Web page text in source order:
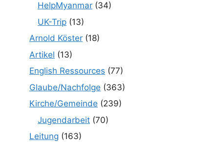
HelpMyanmar (34)
UK-Trip (13)
Arnold Köster (18)
Artikel (13)
English Ressources (77)
Glaube/Nachfolge (363)
Kirche/Gemeinde (239)
Jugendarbeit (70)
Leitung (163)